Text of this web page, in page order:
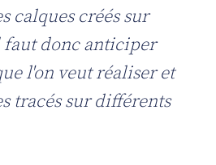
calques créés sur
donc anticiper
l'on veut réaliser et
tracés sur différents